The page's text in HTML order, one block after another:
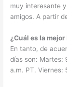
muy interesante
amigos. A partir
¿Cuál es la
En tanto, de
días son: Martes:
a.m. PT. Viernes: